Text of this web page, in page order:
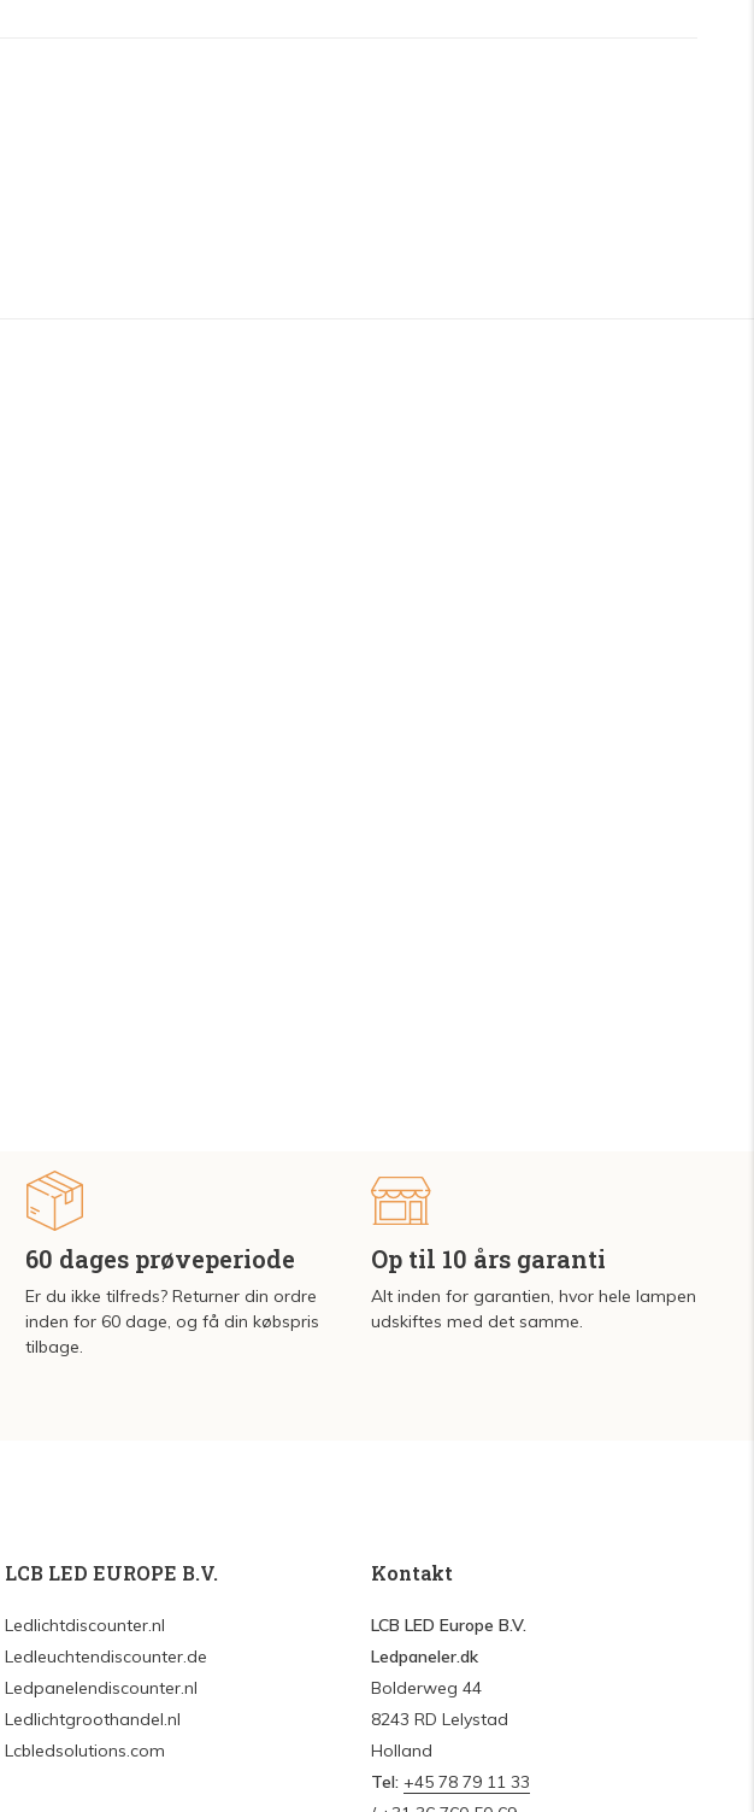
60 dages prøveperiode
Er du ikke tilfreds? Returner din ordre
inden for 60 dage, og få din købspris
tilbage.
Op til 10 års garanti
Alt inden for garantien, hvor hele lampen
udskiftes med det samme.
LCB LED EUROPE B.V.
Ledlichtdiscounter.nl
Ledleuchtendiscounter.de
Ledpanelendiscounter.nl
Ledlichtgroothandel.nl
Lcbledsolutions.com
Kontakt
LCB LED Europe B.V.
Ledpaneler.dk
Bolderweg 44
8243 RD Lelystad
Holland
Tel: +45 78 79 11 33